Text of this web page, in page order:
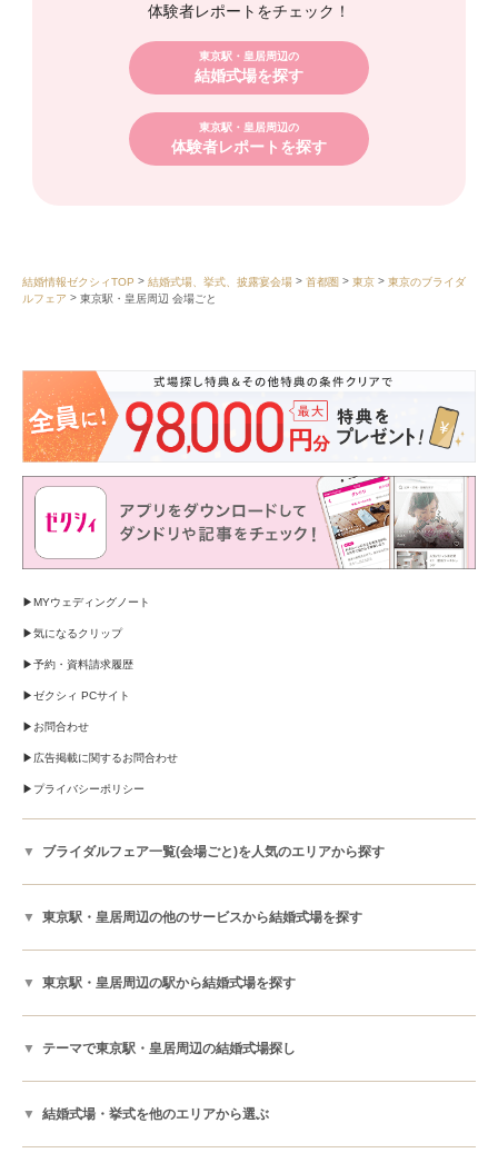
体験者レポートをチェック！
東京駅・皇居周辺の
結婚式場を探す
東京駅・皇居周辺の
体験者レポートを探す
結婚情報ゼクシィTOP 結婚式場、挙式、披露宴会場 首都圏 東京
東京のブライダ
ルフェア
東京駅・皇居周辺 会場ごと
MYウェディングノート
気になるクリップ
予約・資料請求履歴
ゼクシィ PCサイト
お問合わせ
広告掲載に関するお問合わせ
プライバシーポリシー
ブライダルフェア一覧(会場ごと)を人気のエリアから探す
東京駅・皇居周辺の他のサービスから結婚式場を探す
東京駅・皇居周辺の駅から結婚式場を探す
テーマで東京駅・皇居周辺の結婚式場探し
結婚式場・挙式を他のエリアから選ぶ